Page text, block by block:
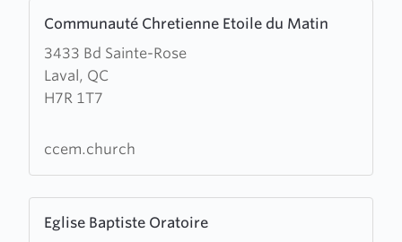
Communauté Chretienne Etoile du Matin
3433 Bd Sainte-Rose
Laval, QC
H7R 1T7
more
about
Communauté
Chretienne
duccem.church
Eglise Baptiste Oratoire
more